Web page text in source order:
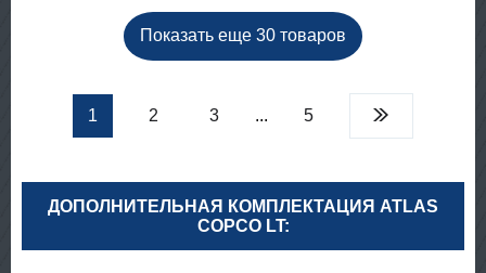
Показать еще 30 товаров
1 2 3 ... 5
ДОПОЛНИТЕЛЬНАЯ КОМПЛЕКТАЦИЯ ATLAS
COPCO LT: